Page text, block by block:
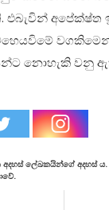
අපේක්ෂ්ත
නොහැකි වනු
අදහස් ලේඛකයින්ගේ අදහස්